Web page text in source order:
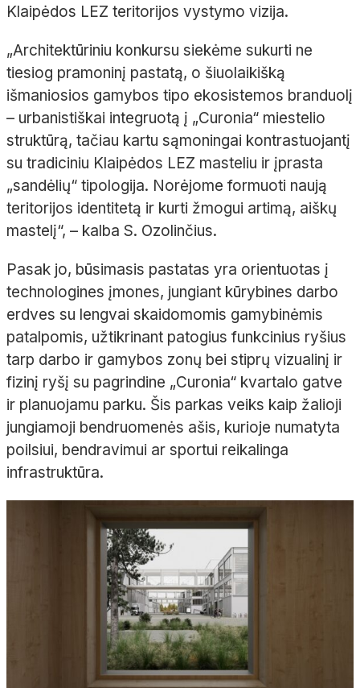
Klaipėdos LEZ teritorijos vystymo vizija.
„Architektūriniu konkursu siekėme sukurti ne
tiesiog pramoninį pastatą, o šiuolaikišką
išmaniosios gamybos tipo ekosistemos branduolį
– urbanistiškai integruotą į „Curonia“ miestelio
struktūrą, tačiau kartu sąmoningai kontrastuojantį
su tradiciniu Klaipėdos LEZ masteliu ir įprasta
„sandėlių“ tipologija. Norėjome formuoti naują
teritorijos identitetą ir kurti žmogui artimą, aiškų
mastelį“, – kalba S. Ozolinčius.
Pasak jo, būsimasis pastatas yra orientuotas į
technologines įmones, jungiant kūrybines darbo
erdves su lengvai skaidomomis gamybinėmis
patalpomis, užtikrinant patogius funkcinius ryšius
tarp darbo ir gamybos zonų bei stiprų vizualinį ir
fizinį ryšį su pagrindine „Curonia“ kvartalo gatve
ir planuojamu parku. Šis parkas veiks kaip žalioji
jungiamoji bendruomenės ašis, kurioje numatyta
poilsiui, bendravimui ar sportui reikalinga
infrastruktūra.